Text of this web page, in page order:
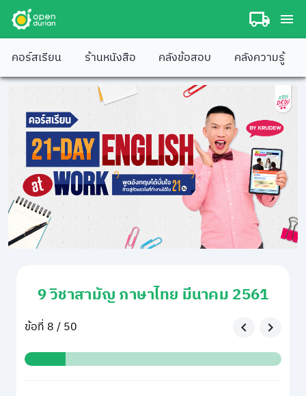
คอร์สเรียน ร้านหนังสือ คลังข้อสอบ คลังความรู้
9 วิชาสามัญ ภาษาไทย มีนาคม 2561
ข้อที่ 8 / 50